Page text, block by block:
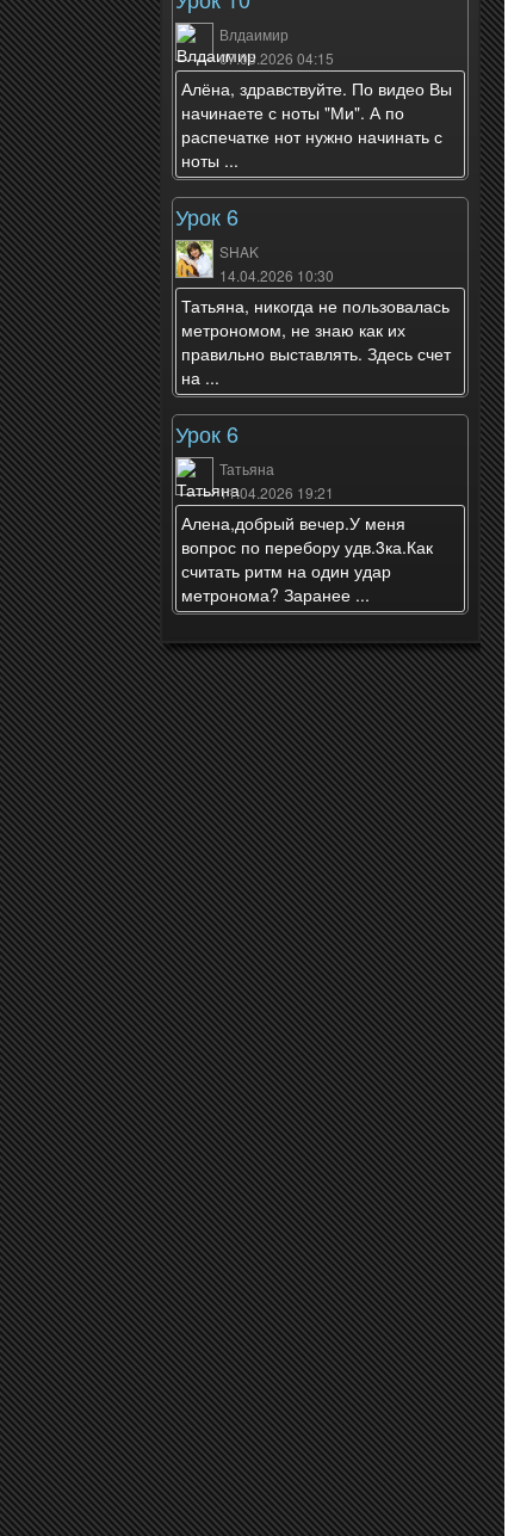
Влдаимир
07.05.2026 04:15
Алёна, здравствуйте. По видео Вы
начинаете с ноты "Ми". А по
распечатке нот нужно начинать с
ноты ...
Урок 6
SHAK
14.04.2026 10:30
Татьяна, никогда не пользовалась
метрономом, не знаю как их
правильно выставлять. Здесь счет
на ...
Урок 6
Татьяна
11.04.2026 19:21
Алена,добрый вечер.У меня
вопрос по перебору удв.3ка.Как
считать ритм на один удар
метронома? Заранее ...